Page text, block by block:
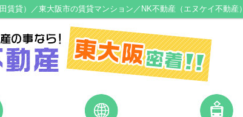
賃貸）／東大阪市の賃貸マンション／NK不動産（エヌケイ不動産）